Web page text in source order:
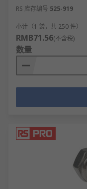
RS 库存编号 525-919
小计（1 袋，共 250 件）
RMB71.56(不含税)
数量